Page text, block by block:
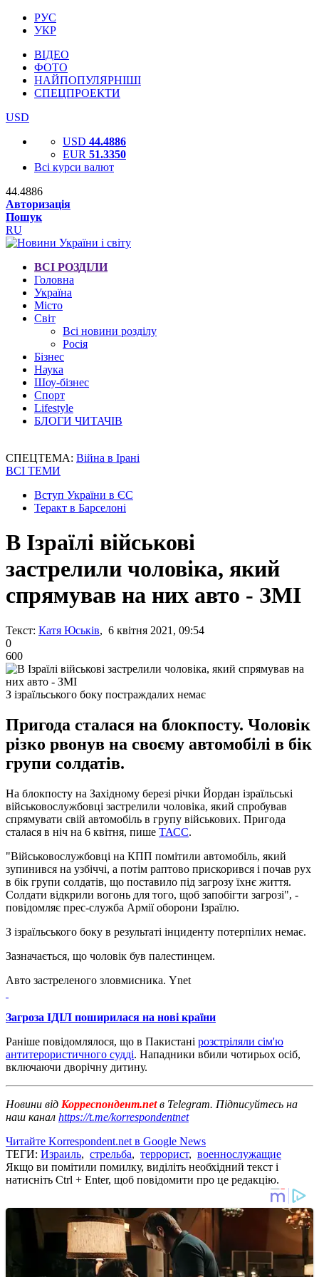
РУС
УКР
ВІДЕО
ФОТО
НАЙПОПУЛЯРНІШІ
СПЕЦПРОЕКТИ
USD
USD 44.4886
EUR 51.3350
Всі курси валют
44.4886
Авторизація
Пошук
RU
ВСІ РОЗДІЛИ
Головна
Україна
Місто
Світ
Всі новини розділу
Росія
Бізнес
Наука
Шоу-бізнес
Спорт
Lifestyle
БЛОГИ ЧИТАЧІВ
СПЕЦТЕМА: Війна в Ірані
ВСІ ТЕМИ
Вступ України в ЄС
Теракт в Барселоні
В Ізраїлі військові
застрелили чоловіка, який
спрямував на них авто - ЗМІ
Текст: Катя Юськів, 6 квітня 2021, 09:54
0
600
З ізраїльського боку постраждалих немає
Пригода сталася на блокпосту. Чоловік
різко рвонув на своєму автомобілі в бік
групи солдатів.
На блокпосту на Західному березі річки Йордан ізраїльські
військовослужбовці застрелили чоловіка, який спробував
спрямувати свій автомобіль в групу військових. Пригода
сталася в ніч на 6 квітня, пише ТАСС.
"Військовослужбовці на КПП помітили автомобіль, який
зупинився на узбіччі, а потім раптово прискорився і почав рух
в бік групи солдатів, що поставило під загрозу їхнє життя.
Солдати відкрили вогонь для того, щоб запобігти загрозі", -
повідомляє прес-служба Армії оборони Ізраїлю.
З ізраїльського боку в результаті інциденту потерпілих немає.
Зазначається, що чоловік був палестинцем.
Авто застреленого зловмисника. Ynet
Загроза ІДІЛ поширилася на нові країни
Раніше повідомлялося, що в Пакистані розстріляли сім'ю
антитерористичного судді. Нападники вбили чотирьох осіб,
включаючи дворічну дитину.
Новини від Корреспондент.netв Telegram. Підписуйтесь на
наш канал https://t.me/korrespondentnet
Читайте Korrespondent.net в Google News
ТЕГИ: Израиль, стрельба, террорист, военнослужащие
Якщо ви помітили помилку, виділіть необхідний текст і
натисніть Ctrl + Enter, щоб повідомити про це редакцію.